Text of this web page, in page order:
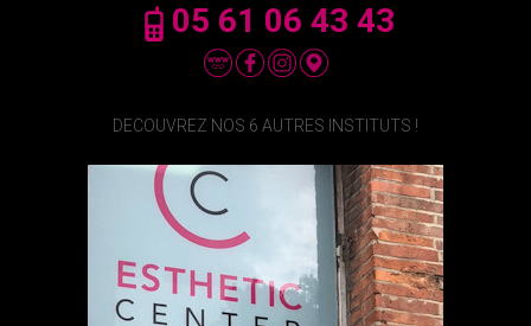
05 61 06 43 43
DECOUVREZ NOS 6 AUTRES INSTITUTS !